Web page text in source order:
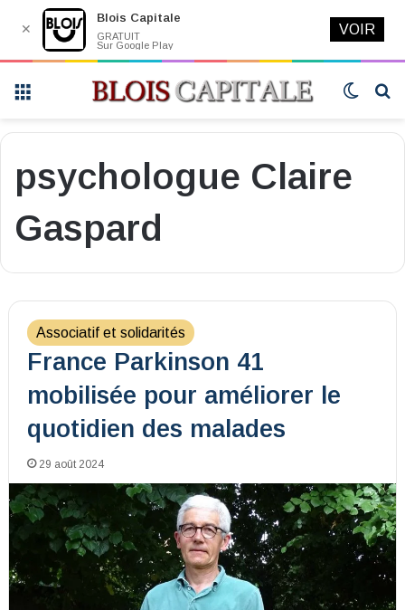
Switch
psychologue Claire
Gaspard
Associatif et solidarités
France Parkinson 41
mobilisée pour améliorer le
quotidien des malades
29 août 2024
✕
Blois Capitale
GRATUIT
Sur Google Play
VOIR